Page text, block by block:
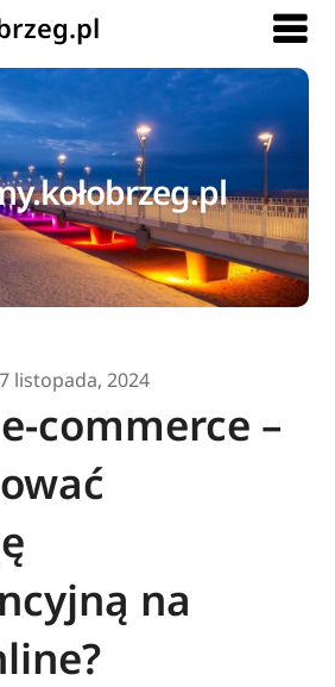
listopada, 2024
commerce –
na